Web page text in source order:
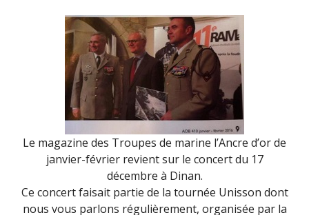
Le magazine des Troupes de marine l’Ancre d’or de
janvier-février revient sur le concert du 17
décembre à Dinan.
Ce concert faisait partie de la tournée Unisson dont
nous vous parlons régulièrement, organisée par la